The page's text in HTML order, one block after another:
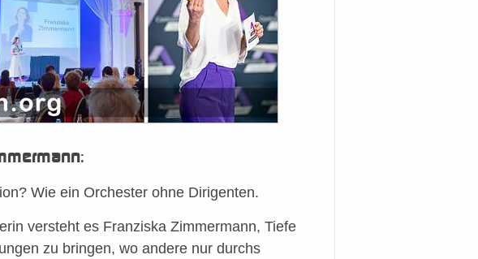
:
Wie ein Orchester ohne Dirigenten.
versteht es Franziska Zimmermann, Tiefe
zu bringen, wo andere nur durchs